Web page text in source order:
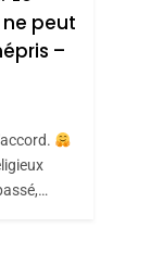
peut
–